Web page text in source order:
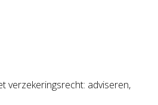
verzekeringsrecht: adviseren,